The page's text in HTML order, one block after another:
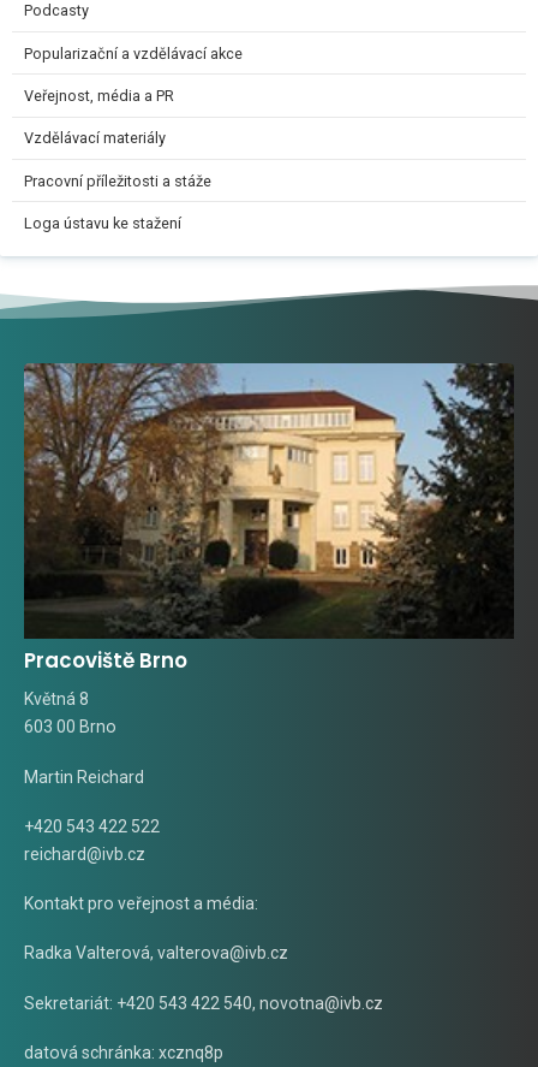
Podcasty
Popularizační a vzdělávací akce
Veřejnost, média a PR
Vzdělávací materiály
Pracovní příležitosti a stáže
Loga ústavu ke stažení
Pracoviště Brno
Květná 8
603 00 Brno
Martin Reichard
+420 543 422 522
reichard@ivb.cz
Kontakt pro veřejnost a média:
Radka Valterová, valterova@ivb.cz
Sekretariát: +420 543 422 540, novotna@ivb.cz
datová schránka: xcznq8p